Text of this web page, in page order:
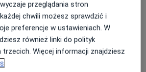
terminu porodu na podstawie
płodu:Przez analizę struktury
rytmu serca oraz innych
nieprawidłowości:
przeglądania stron
chwili możesz sprawdzić i
preferencje w ustawieniach. W
również linki do polityk
Więcej informacji znajdziesz